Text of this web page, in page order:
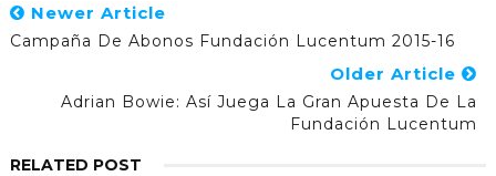
Newer Article
Campaña De Abonos Fundación Lucentum 2015-16
Older Article
Adrian Bowie: Así Juega La Gran Apuesta De La
Fundación Lucentum
RELATED POST